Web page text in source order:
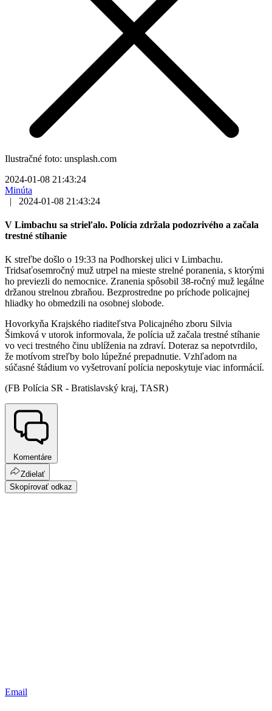
Ilustračné foto: unsplash.com
2024-01-08 21:43:24
Minúta
|
2024-01-08 21:43:24
V Limbachu sa strieľalo. Polícia zdržala podozrivého a začala
trestné stíhanie
K streľbe došlo o 19:33 na Podhorskej ulici v Limbachu.
Tridsaťosemročný muž utrpel na mieste strelné poranenia, s ktorými
ho previezli do nemocnice. Zranenia spôsobil 38-ročný muž legálne
držanou strelnou zbraňou. Bezprostredne po príchode policajnej
hliadky ho obmedzili na osobnej slobode.
Hovorkyňa Krajského riaditeľstva Policajného zboru Silvia
Šimková v utorok informovala, že polícia už začala trestné stíhanie
vo veci trestného činu ublíženia na zdraví. Doteraz sa nepotvrdilo,
že motívom streľby bolo lúpežné prepadnutie. Vzhľadom na
súčasné štádium vo vyšetrovaní polícia neposkytuje viac informácií.
(FB Polícia SR - Bratislavský kraj, TASR)
Komentáre
Zdielať
Skopírovať odkaz
Email